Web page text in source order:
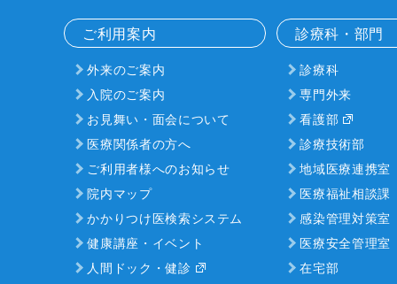
ご利用案内
外来のご案内
入院のご案内
お見舞い・面会について
医療関係者の方へ
ご利用者様へのお知らせ
院内マップ
かかりつけ医検索システム
健康講座・イベント
人間ドック・健診
診療科・部門
診療科
専門外来
看護部
診療技術部
地域医療連携室
医療福祉相談課
感染管理対策室
医療安全管理室
在宅部